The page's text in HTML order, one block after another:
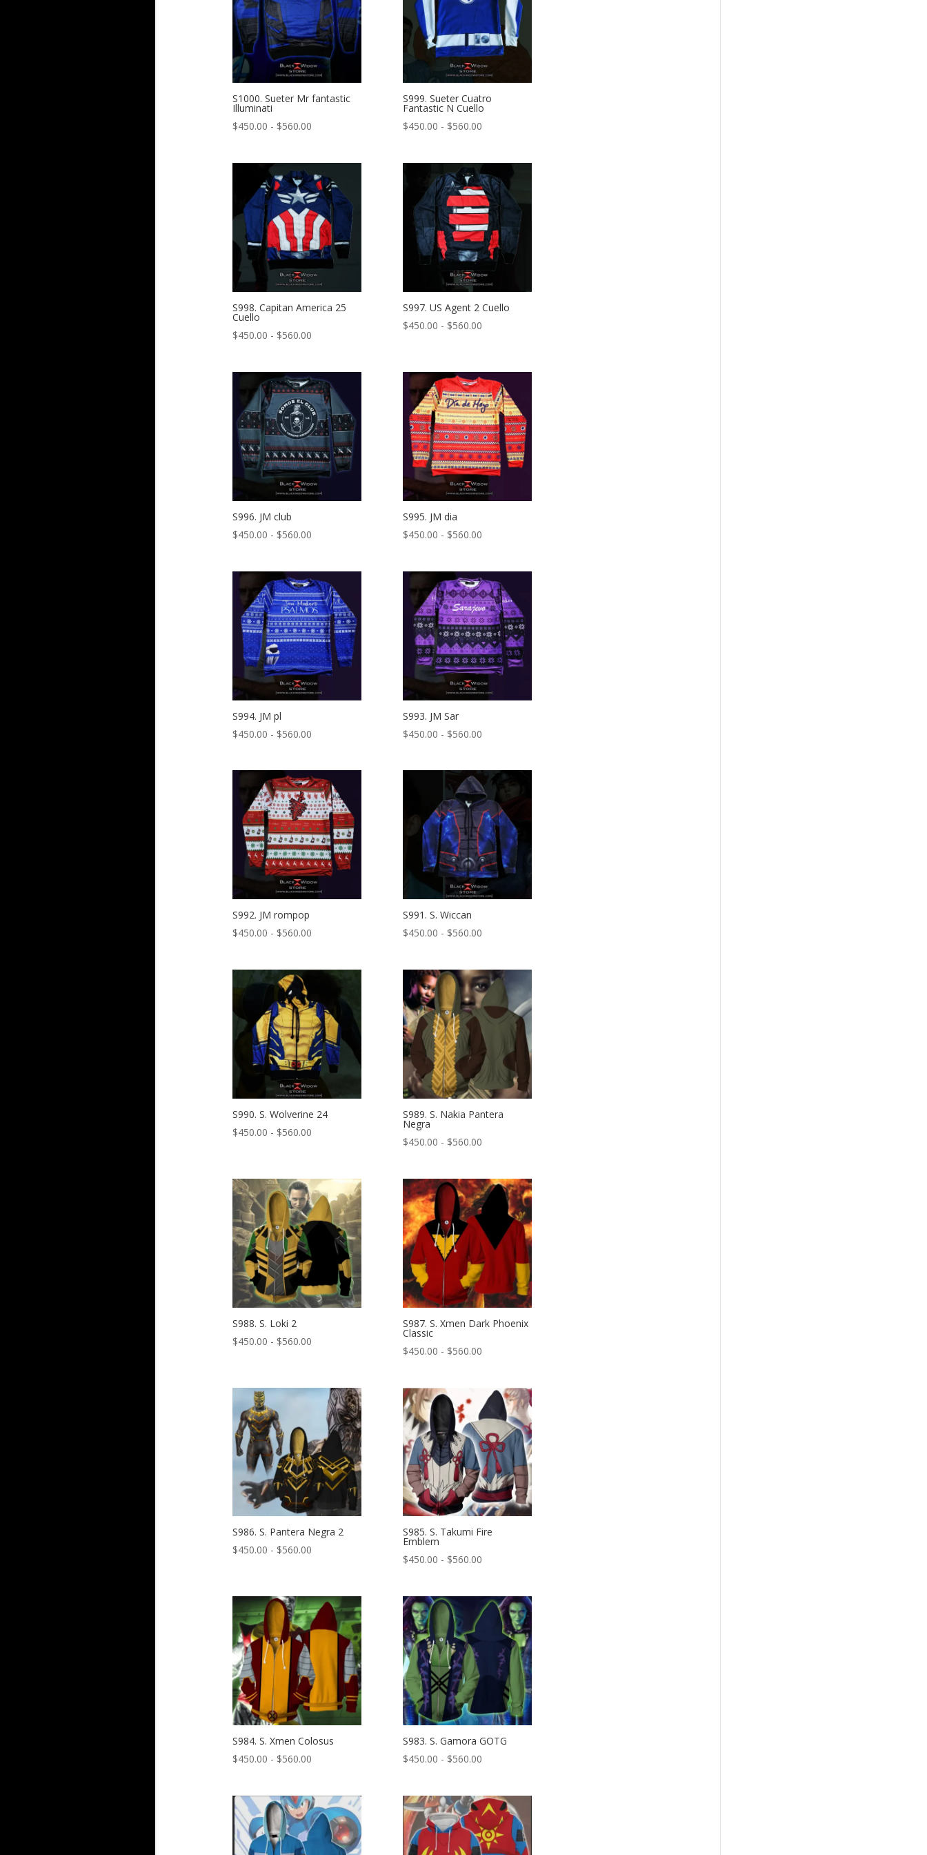
$560.00
$590.00
S1000. Sueter Mr fantastic
Illuminati
$450.00 - $560.00Rango
desde
$450.00
hasta
$560.00
S999. Sueter Cuatro
Fantastic N Cuello
$450.00 - $560.00Rango
desde
$450.00
hasta
$560.00
S998. Capitan America 25
Cuello
$450.00 - $560.00Rango
desde
$450.00
hasta
$560.00
S997. US Agent 2 Cuello
$450.00 - $560.00Rango
desde
$450.00
hasta
$560.00
S996. JM club
$450.00 - $560.00Rango
desde
$450.00
hasta
$560.00
S995. JM dia
$450.00 - $560.00Rango
desde
$450.00
hasta
$560.00
S994. JM pl
$450.00 - $560.00Rango
desde
$450.00
hasta
$560.00
S993. JM Sar
$450.00 - $560.00Rango
desde
$450.00
hasta
$560.00
S992. JM rompop
$450.00 - $560.00Rango
desde
$450.00
hasta
$560.00
S991. S. Wiccan
$450.00 - $560.00Rango
desde
$450.00
hasta
$560.00
S990. S. Wolverine 24
$450.00 - $560.00Rango
desde
$450.00
hasta
$560.00
S989. S. Nakia Pantera
Negra
$450.00 - $560.00Rango
desde
$450.00
$560.00
S988. S. Loki 2
$450.00 - $560.00Rango
desde
$450.00
hasta
$560.00
S987. S. Xmen Dark Phoenix
Classic
$450.00 - $560.00Rango
desde
$450.00
$560.00
S986. S. Pantera Negra 2
$450.00 - $560.00Rango
desde
$450.00
hasta
S985. S. Takumi Fire
Emblem
$450.00 - $560.00Rango
desde
$450.00
hasta
$560.00
S984. S. Xmen Colosus
$450.00 - $560.00Rango
desde
$450.00
hasta
S983. S. Gamora GOTG
$450.00 - $560.00Rango
desde
$450.00
hasta